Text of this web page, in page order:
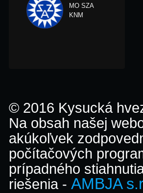
MO SZA
KNM
© 2016 Kysucká
Na obsah našej
akúkoľvek
počítačových
prípadného
riešenia - AMBJA